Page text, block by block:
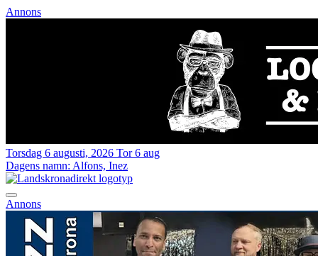
Annons
Torsdag 6 augusti, 2026 Tor 6 aug
Dagens namn: Alfons, Inez
Annons